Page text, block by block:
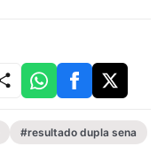
#resultado dupla sena